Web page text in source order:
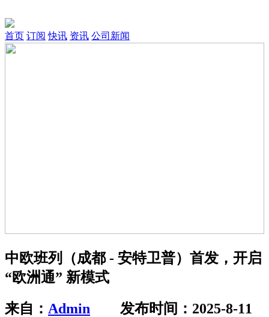
首页 订阅 快讯 资讯 公司新闻
中欧班列（成都 - 安特卫普）首发，开启
“欧洲通” 新模式
来自： Admin 发布时间：2025-8-11